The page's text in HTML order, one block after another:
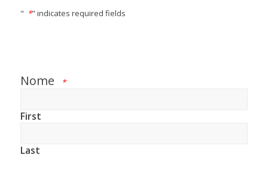
" *" indicates required fields
Nome *
First
Last